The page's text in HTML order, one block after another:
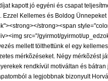
kapott jó egyéni és csapat
Kellemes és Boldog
strong><span
src="/gyirmot/gyirmot/
mellett tölthettünk el egy
mérkõzéseket. Négy mérkõzést
rendkívül motiváltan és
a legjobbnak bizonyult